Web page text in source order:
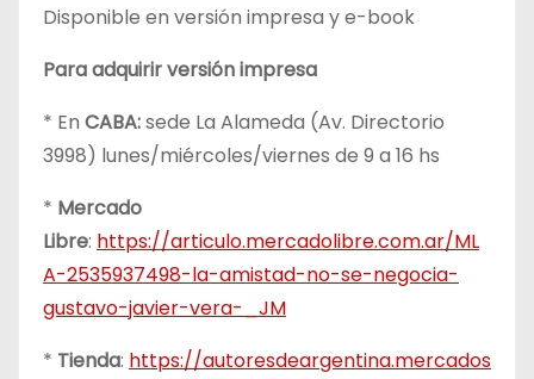
Disponible en versión impresa y e-book
Para adquirir versión impresa
* En CABA:sede La Alameda (Av. Directorio
3998) lunes/miércoles/viernes de 9 a 16 hs
* Mercado
Libre: https://articulo.mercadolibre.com.ar/ML
A-2535937498-la-amistad-no-se-negocia-
gustavo-javier-vera-_JM
* Tienda: https://autoresdeargentina.mercados